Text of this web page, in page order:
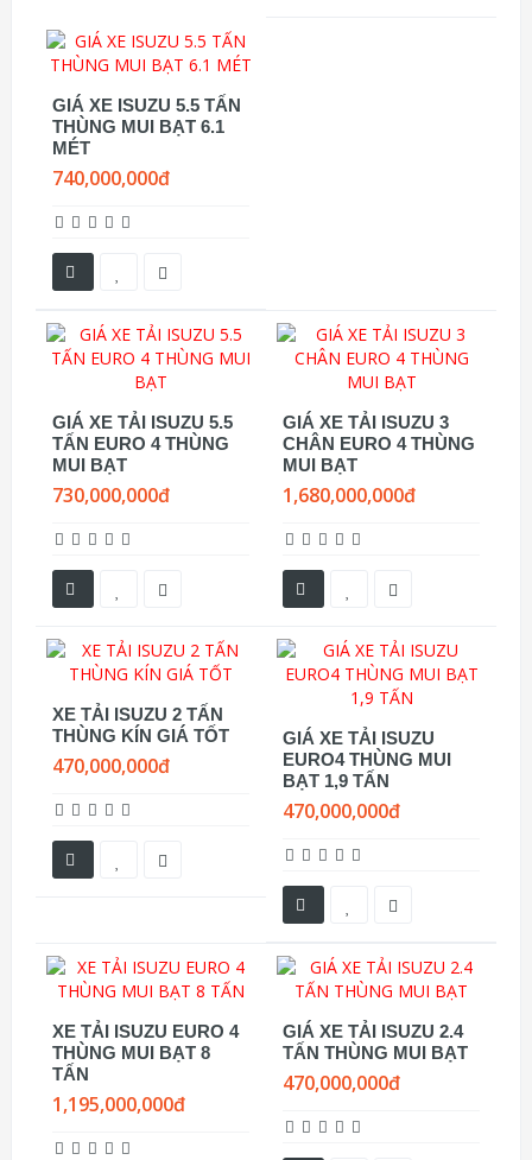
GIÁ XE ISUZU 5.5 TẤN
THÙNG MUI BẠT 6.1
MÉT
740,000,000đ
GIÁ XE TẢI ISUZU 5.5
TẤN EURO 4 THÙNG
MUI BẠT
730,000,000đ
GIÁ XE TẢI ISUZU 3
CHÂN EURO 4 THÙNG
MUI BẠT
1,680,000,000đ
XE TẢI ISUZU 2 TẤN
THÙNG KÍN GIÁ TỐT
470,000,000đ
GIÁ XE TẢI ISUZU
EURO4 THÙNG MUI
BẠT 1,9 TẤN
470,000,000đ
XE TẢI ISUZU EURO 4
THÙNG MUI BẠT 8
TẤN
1,195,000,000đ
GIÁ XE TẢI ISUZU 2.4
TẤN THÙNG MUI BẠT
470,000,000đ